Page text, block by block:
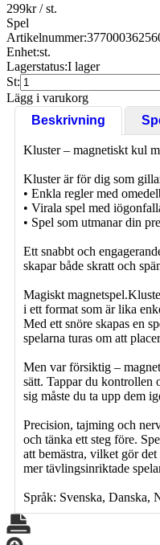
299kr/ st.
Spel
Artikelnummer:
Enhet:st.
Lagerstatus:I lager
St:
Lägg i varukorg
Beskrivning
Kluster – magnetiskt kul
Kluster är för dig som
• Enkla regler med
• Virala spel med
• Spel som utmanar din
Ett snabbt och
skapar både skratt och
Magiskt
i ett format som är lika
Med ett snöre skapas en
spelarna turas om att
Men var försiktig –
sätt. Tappar du kontrollen
sig måste du ta upp dem
Precision, tajming och
och tänka ett steg före.
att bemästra, vilket gör
mer tävlingsinriktade
Språk: Svenska, Danska,